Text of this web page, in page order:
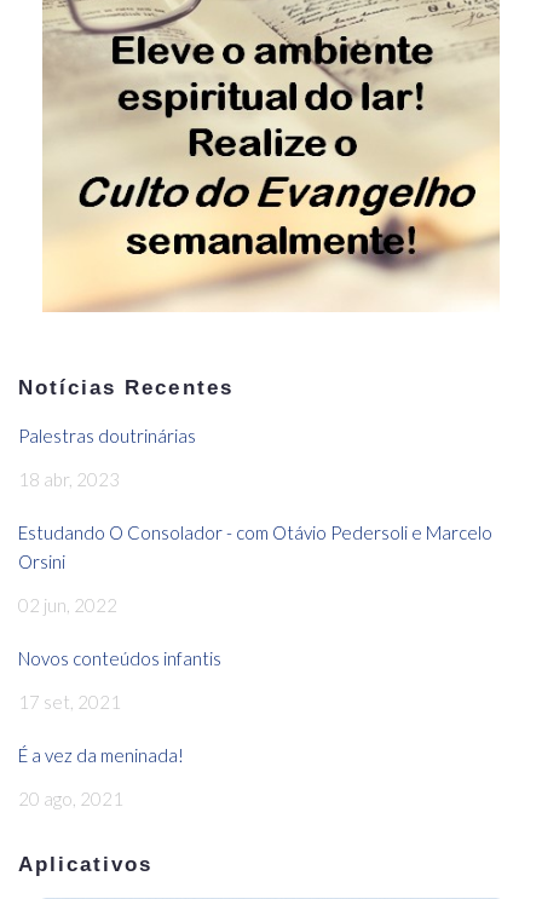
Notícias Recentes
Palestras doutrinárias
18 abr, 2023
Estudando O Consolador - com Otávio Pedersoli e Marcelo
Orsini
02 jun, 2022
Novos conteúdos infantis
17 set, 2021
É a vez da meninada!
20 ago, 2021
Aplicativos